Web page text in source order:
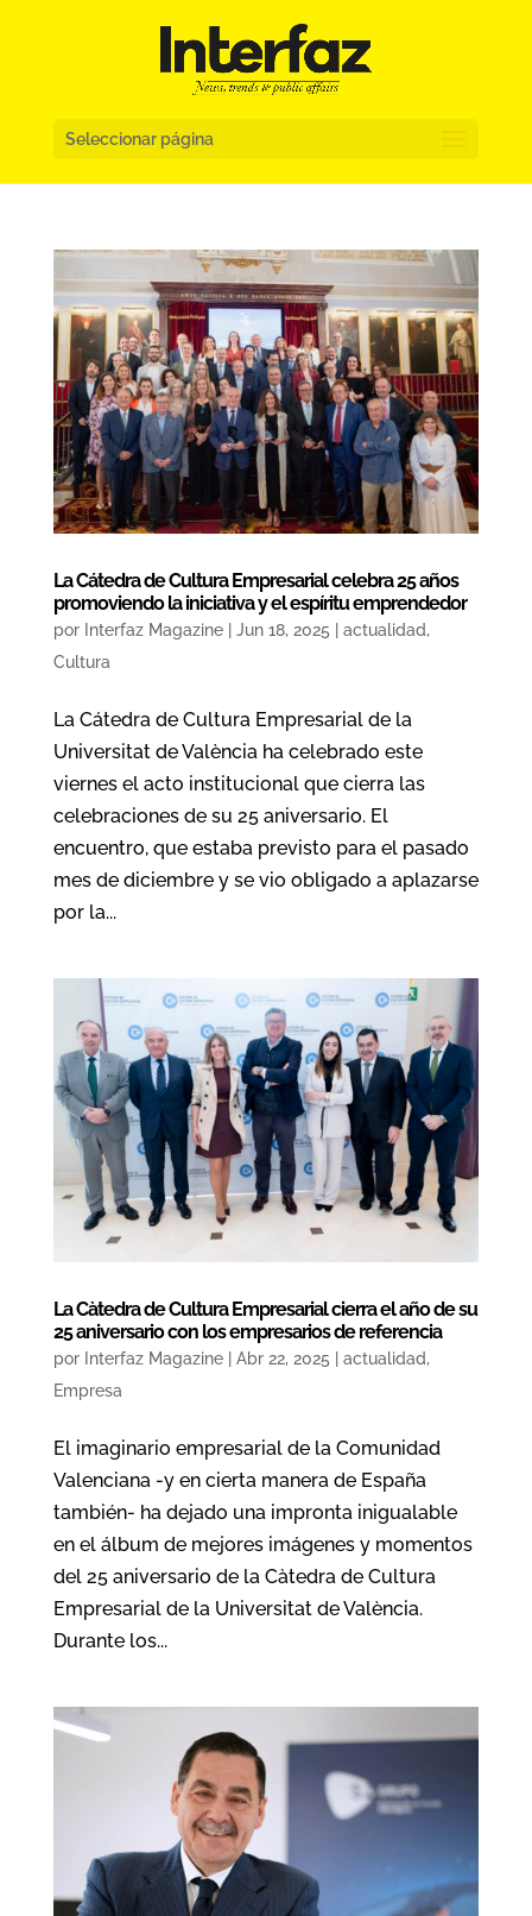
Seleccionar página
La Cátedra de Cultura Empresarial celebra 25 años
promoviendo la iniciativa y el espíritu emprendedor
por Interfaz Magazine| Jun 18, 2025 actualidad,
Cultura
La Cátedra de Cultura Empresarial de la
Universitat de València ha celebrado este
viernes el acto institucional que cierra las
celebraciones de su 25 aniversario. El
encuentro, que estaba previsto para el pasado
mes de diciembre y se vio obligado a aplazarse
por la...
La Càtedra de Cultura Empresarial cierra el año de su
25 aniversario con los empresarios de referencia
por Interfaz Magazine| Abr 22, 2025 actualidad,
Empresa
El imaginario empresarial de la Comunidad
Valenciana -y en cierta manera de España
también- ha dejado una impronta inigualable
en el álbum de mejores imágenes y momentos
del 25 aniversario de la Càtedra de Cultura
Empresarial de la Universitat de València.
Durante los...